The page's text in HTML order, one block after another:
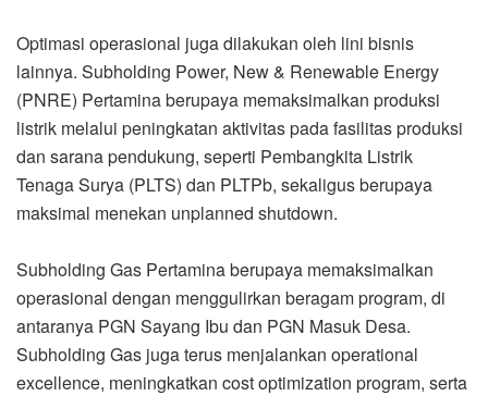
Optimasi operasional juga dilakukan oleh lini bisnis
lainnya. Subholding Power, New & Renewable Energy
(PNRE) Pertamina berupaya memaksimalkan produksi
listrik melalui peningkatan aktivitas pada fasilitas produksi
dan sarana pendukung, seperti Pembangkita Listrik
Tenaga Surya (PLTS) dan PLTPb, sekaligus berupaya
maksimal menekan unplanned shutdown.
Subholding Gas Pertamina berupaya memaksimalkan
operasional dengan menggulirkan beragam program, di
antaranya PGN Sayang Ibu dan PGN Masuk Desa.
Subholding Gas juga terus menjalankan operational
excellence, meningkatkan cost optimization program, serta